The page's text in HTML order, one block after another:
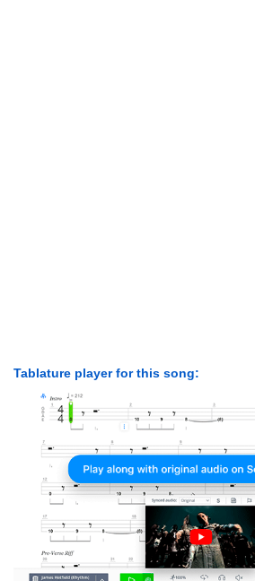
Tablature player for this song: